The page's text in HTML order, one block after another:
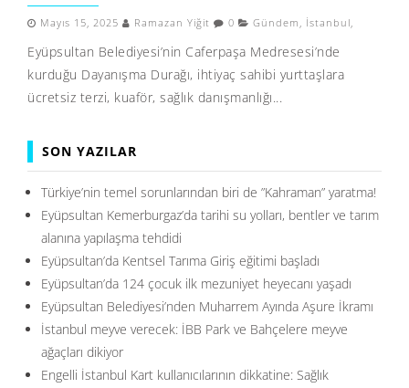
Mayıs 15, 2025 Ramazan Yiğit 0 Gündem , İstanbul,
Eyüpsultan Belediyesi’nin Caferpaşa Medresesi’nde
kurduğu Dayanışma Durağı, ihtiyaç sahibi yurttaşlara
ücretsiz terzi, kuaför, sağlık danışmanlığı...
SON YAZILAR
Türkiye’nin temel sorunlarından biri de ”Kahraman” yaratma!
Eyüpsultan Kemerburgaz’da tarihi su yolları, bentler ve tarım
alanına yapılaşma tehdidi
Eyüpsultan’da Kentsel Tarıma Giriş eğitimi başladı
Eyüpsultan’da 124 çocuk ilk mezuniyet heyecanı yaşadı
Eyüpsultan Belediyesi’nden Muharrem Ayında Aşure İkramı
İstanbul meyve verecek: İBB Park ve Bahçelere meyve
ağaçları dikiyor
Engelli İstanbul Kart kullanıcılarının dikkatine: Sağlık